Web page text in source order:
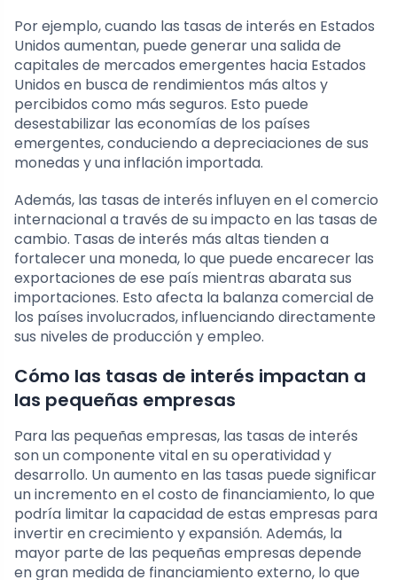
Por ejemplo, cuando las tasas de interés en Estados
Unidos aumentan, puede generar una salida de
capitales de mercados emergentes hacia Estados
Unidos en busca de rendimientos más altos y
percibidos como más seguros. Esto puede
desestabilizar las economías de los países
emergentes, conduciendo a depreciaciones de sus
monedas y una inflación importada.
Además, las tasas de interés influyen en el comercio
internacional a través de su impacto en las tasas de
cambio. Tasas de interés más altas tienden a
fortalecer una moneda, lo que puede encarecer las
exportaciones de ese país mientras abarata sus
importaciones. Esto afecta la balanza comercial de
los países involucrados, influenciando directamente
sus niveles de producción y empleo.
Cómo las tasas de interés impactan a
las pequeñas empresas
Para las pequeñas empresas, las tasas de interés
son un componente vital en su operatividad y
desarrollo. Un aumento en las tasas puede significar
un incremento en el costo de financiamiento, lo que
podría limitar la capacidad de estas empresas para
invertir en crecimiento y expansión. Además, la
mayor parte de las pequeñas empresas depende
en gran medida de financiamiento externo, lo que